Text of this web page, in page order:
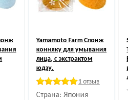
Yamamoto Farm Спонж
конняку для умывания
лица, с экстрактом
юдзу.
1 отзыв
Страна: Япония